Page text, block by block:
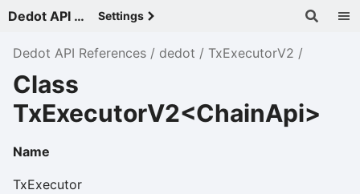
Dedot API References - v Settings
Dedot API References dedot TxExecutorV2
Class
TxExecutorV2<ChainApi>
Name
TxExecutor